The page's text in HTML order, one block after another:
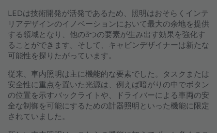
LEDは技術開発が活発であるため、照明はおそらくインテ
リアデザインのイノベーションにおいて最大の余地を提供
する領域となり、他の3つの要素が生み出す効果を強化す
ることができます。そして、キャビンデザイナーは新たな
可能性を探りたがっています。
従来、車内照明は主に機能的な要素でした。タスクまたは
安全性に重点を置いた光源は、例えば暗がりの中でボタン
の位置を示すバックライトや、ドライバーによる車両の安
全な制御を可能にするための計器照明といった機能に限定
されていました。